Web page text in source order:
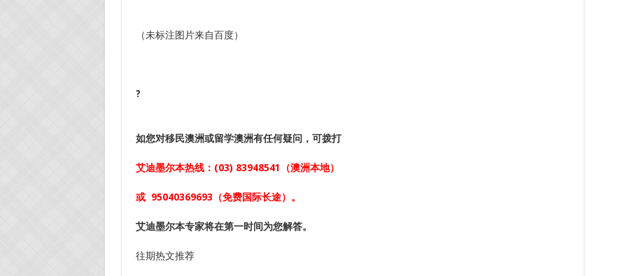
（未标注图片来自百度）
?
如您对移民澳洲或留学澳洲有任何疑问，可拨打
艾迪墨尔本热线： (03) 83948541 （澳洲本地）
或 95040369693 （免费国际长途）。
艾迪墨尔本专家将在第一时间为您解答。
往期热文推荐